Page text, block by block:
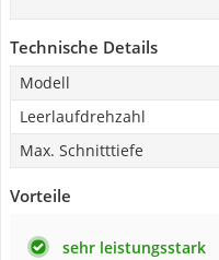
Technische Details
Modell
Leerlaufdrehzahl
Max. Schnitttiefe
Vorteile
sehr leistungsstark